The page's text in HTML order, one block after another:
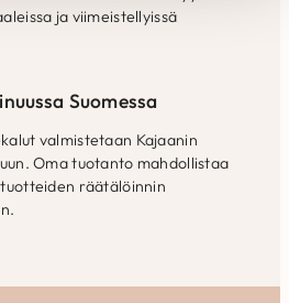
ja viimeistellyissä
Suomessa
valmistetaan Kajaanin
Oma tuotanto mahdollistaa
räätälöinnin